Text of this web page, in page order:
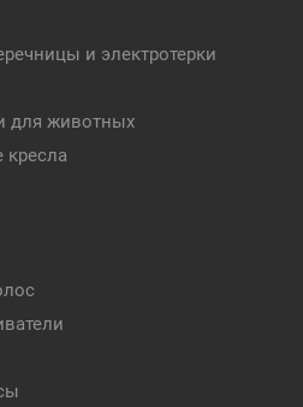
и электротерки
для животных